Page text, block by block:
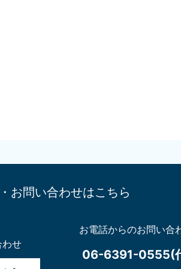
お問い合わせはこちら
わせ
お電話からのお問い合
06-6391-0555(